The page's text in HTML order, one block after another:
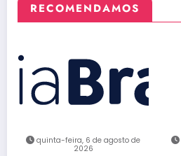
RECOMENDAMOS
quinta-feira, 6 de agosto de
2026